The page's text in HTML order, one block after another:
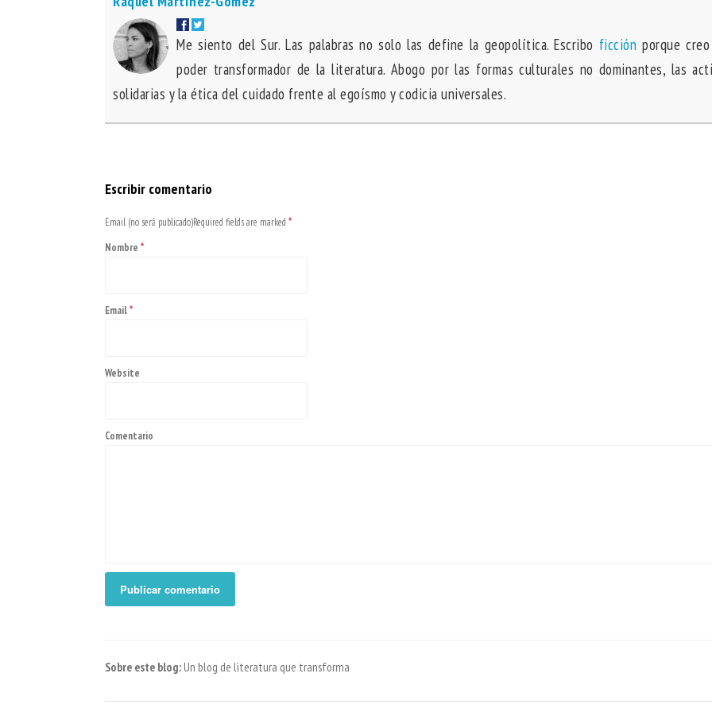
Me siento del Sur. Las palabras no solo las define la geopolítica. Escribo ficción porque
poder transformador de la literatura. Abogo por las formas culturales no dominantes, las
solidarias y la ética del cuidado frente al egoísmo y codicia universales.
Escribir comentario
Email (no será publicado)Required fields are marked *
Nombre *
Email*
Website
Comentario
Sobre este blog:Un blog de literatura que transforma